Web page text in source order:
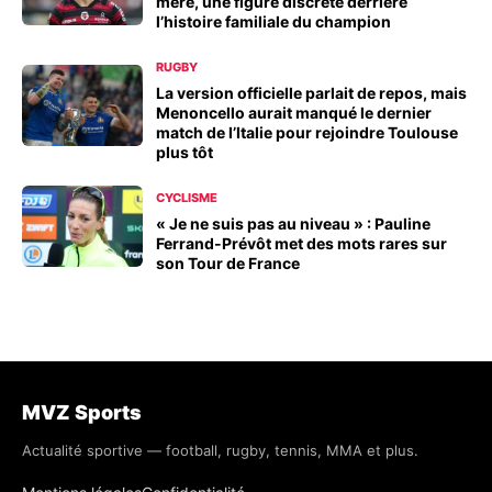
l’histoire familiale du champion
RUGBY
La version officielle parlait de repos, mais
Menoncello aurait manqué le dernier
match de l’Italie pour rejoindre Toulouse
plus tôt
CYCLISME
« Je ne suis pas au niveau » : Pauline
Ferrand-Prévôt met des mots rares sur
son Tour de France
MVZ Sports
Actualité sportive — football, rugby, tennis, MMA et plus.